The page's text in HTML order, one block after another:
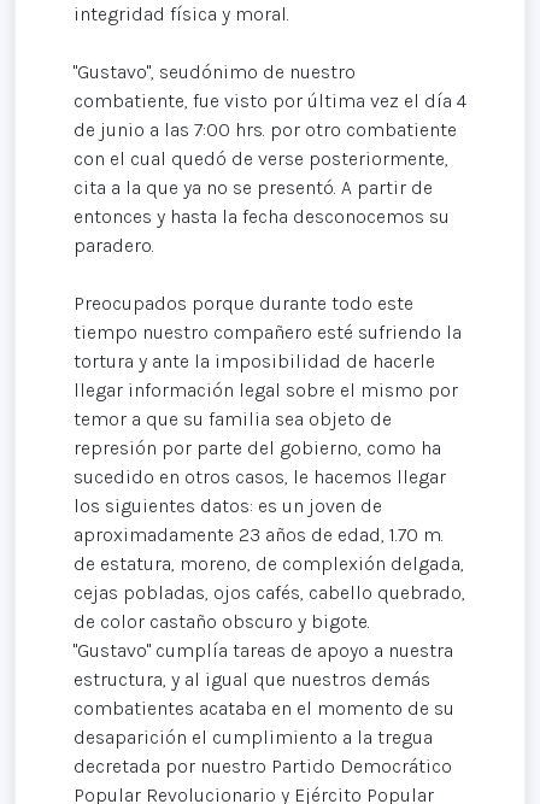
integridad física y moral.
"Gustavo", seudónimo de nuestro
combatiente, fue visto por última vez el día 4
de junio a las 7:00 hrs. por otro combatiente
con el cual quedó de verse posteriormente,
cita a la que ya no se presentó. A partir de
entonces y hasta la fecha desconocemos su
paradero.
Preocupados porque durante todo este
tiempo nuestro compañero esté sufriendo la
tortura y ante la imposibilidad de hacerle
llegar información legal sobre el mismo por
temor a que su familia sea objeto de
represión por parte del gobierno, como ha
sucedido en otros casos, le hacemos llegar
los siguientes datos: es un joven de
aproximadamente 23 años de edad, 1.70 m.
de estatura, moreno, de complexión delgada,
cejas pobladas, ojos cafés, cabello quebrado,
de color castaño obscuro y bigote.
"Gustavo" cumplía tareas de apoyo a nuestra
estructura, y al igual que nuestros demás
combatientes acataba en el momento de su
desaparición el cumplimiento a la tregua
decretada por nuestro Partido Democrático
Popular Revolucionario y Ejército Popular